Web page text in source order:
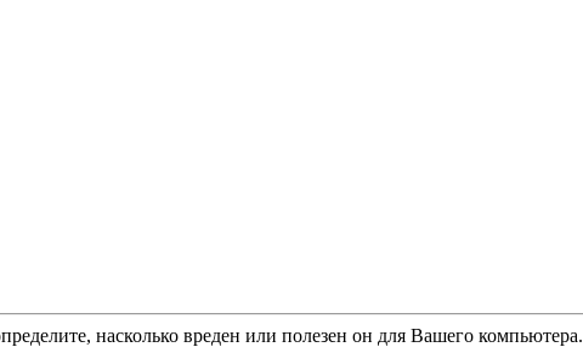
насколько вреден или полезен он для Вашего компьютера.